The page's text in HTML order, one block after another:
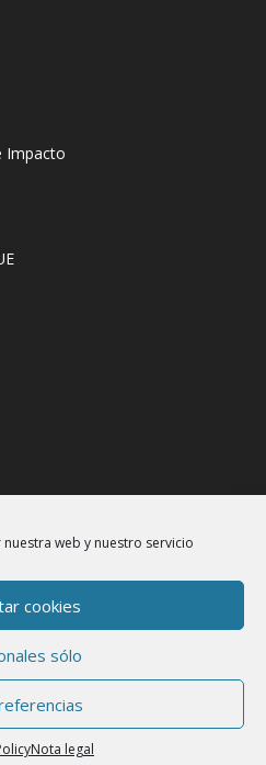
web y nuestro servicio
cookies
sólo
Nota legal
Impacto